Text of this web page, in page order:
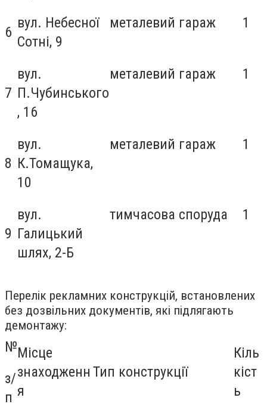
6
вул. Небесної
Сотні, 9
металевий гараж 1
7
вул.
П.Чубинського
, 16
металевий гараж 1
8
вул.
К.Томащука,
10
металевий гараж 1
9
вул.
Галицький
шлях, 2-Б
тимчасова споруда 1
Перелік рекламних конструкцій, встановлених
без дозвільних документів, які підлягають
демонтажу:
№
з/
п
Місце
знаходженн
я
Тип конструкції
Кіль
кіст
ь